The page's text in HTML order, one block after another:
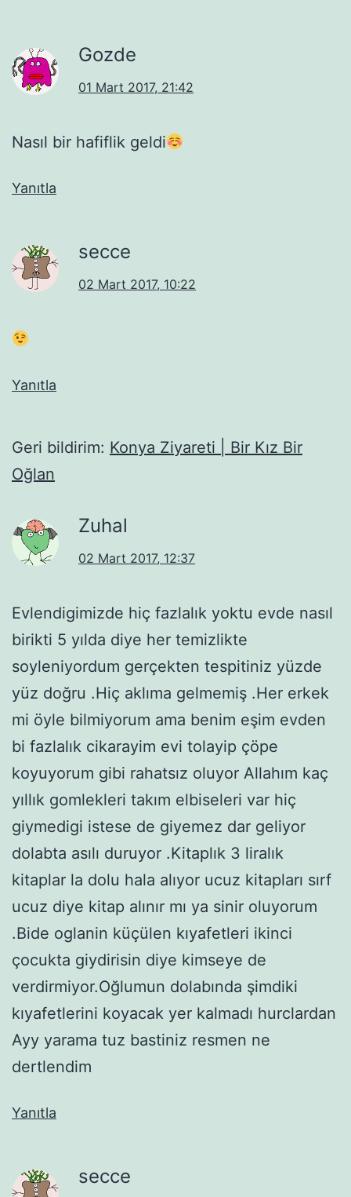
Gozde
01 Mart 2017, 21:42
Nasıl bir hafiflik geldi
Yanıtla
secce
02 Mart 2017, 10:22
Yanıtla
Geri bildirim: Konya Ziyareti | Bir Kız Bir
Oğlan
Zuhal
02 Mart 2017, 12:37
Evlendigimizde hiç fazlalık yoktu evde nasıl
birikti 5 yılda diye her temizlikte
soyleniyordum gerçekten tespitiniz yüzde
yüz doğru .Hiç aklıma gelmemiş .Her erkek
mi öyle bilmiyorum ama benim eşim evden
bi fazlalık cikarayim evi tolayip çöpe
koyuyorum gibi rahatsız oluyor Allahım kaç
yıllık gomlekleri takım elbiseleri var hiç
giymedigi istese de giyemez dar geliyor
dolabta asılı duruyor .Kitaplık 3 liralık
kitaplar la dolu hala alıyor ucuz kitapları sırf
ucuz diye kitap alınır mı ya sinir oluyorum
.Bide oglanin küçülen kıyafetleri ikinci
çocukta giydirisin diye kimseye de
verdirmiyor.Oğlumun dolabında şimdiki
kıyafetlerini koyacak yer kalmadı hurclardan
Ayy yarama tuz bastiniz resmen ne
dertlendim
Yanıtla
secce